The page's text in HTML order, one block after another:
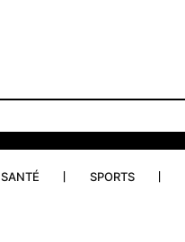
SANTÉ SPORTS